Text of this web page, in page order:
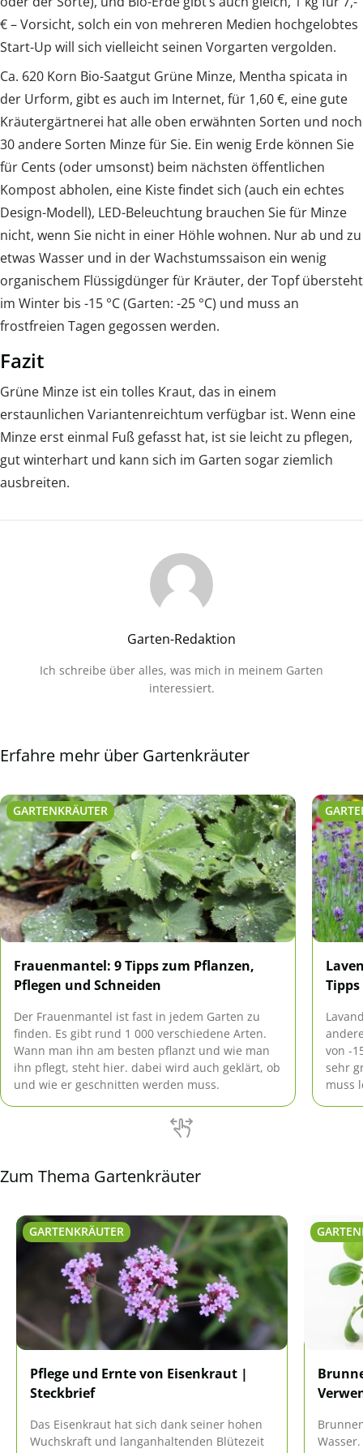
€ – Vorsicht, solch ein von mehreren Medien hochgelobtes
Start-Up will sich vielleicht seinen Vorgarten vergolden.
Ca. 620 Korn Bio-Saatgut Grüne Minze, Mentha spicata in
der Urform, gibt es auch im Internet, für 1,60 €, eine gute
Kräutergärtnerei hat alle oben erwähnten Sorten und noch
30 andere Sorten Minze für Sie. Ein wenig Erde können Sie
für Cents (oder umsonst) beim nächsten öffentlichen
Kompost abholen, eine Kiste findet sich (auch ein echtes
Design-Modell), LED-Beleuchtung brauchen Sie für Minze
nicht, wenn Sie nicht in einer Höhle wohnen. Nur ab und zu
etwas Wasser und in der Wachstumssaison ein wenig
organischem Flüssigdünger für Kräuter, der Topf übersteht
im Winter bis -15 °C (Garten: -25 °C) und muss an
frostfreien Tagen gegossen werden.
Fazit
Grüne Minze ist ein tolles Kraut, das in einem
erstaunlichen Variantenreichtum verfügbar ist. Wenn eine
Minze erst einmal Fuß gefasst hat, ist sie leicht zu pflegen,
gut winterhart und kann sich im Garten sogar ziemlich
ausbreiten.
Garten-Redaktion
Ich schreibe über alles, was mich in meinem Garten
interessiert.
Erfahre mehr über Gartenkräuter
GARTENKRÄUTER
Frauenmantel: 9 Tipps zum Pflanzen,
Pflegen und Schneiden
Der Frauenmantel ist fast in jedem Garten zu
finden. Es gibt rund 1 000 verschiedene Arten.
Wann man ihn am besten pflanzt und wie man
ihn pflegt, steht hier. dabei wird auch geklärt, ob
und wie er geschnitten werden muss.
von -
sehr
muss
Zum Thema Gartenkräuter
GARTENKRÄUTER
Pflege und Ernte von Eisenkraut |
Steckbrief
Das Eisenkraut hat sich dank seiner hohen
Wuchskraft und langanhaltenden Blütezeit